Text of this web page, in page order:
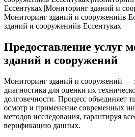
Предоставление услуг
зданий и сооружений
Мониторинг зданий и сооружений —
диагностика для оценки их
долговечности. Процесс объединяет
осмотр и применение современных
методов исследования, гарантируя
верификацию данных.